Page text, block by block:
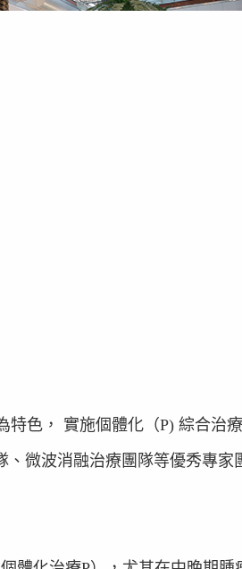
色， 實施個體化（P) 綜合治
微波消融治療團隊等優秀專家